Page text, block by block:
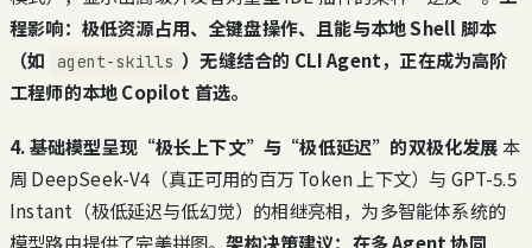
程影响：极低资源占用、全键盘操作、且能与本地 Shell 脚本
（如
agent-skills ）无缝结合的 CLI Agent，正在成为高阶
工程师的本地 Copilot 首选。
4. 基础模型呈现“极长上下文”与“极低延迟”的双极化发展本
周 DeepSeek-V4（真正可用的百万 Token 上下文）与 GPT-5.5
Instant（极低延迟与低幻觉）的相继亮相，为多智能体系统的
模型路由提供了完美拼图。架构决策建议：在多 Agent 协同